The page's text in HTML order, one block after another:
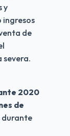
y
ingresos
severa.
2020
de
durante